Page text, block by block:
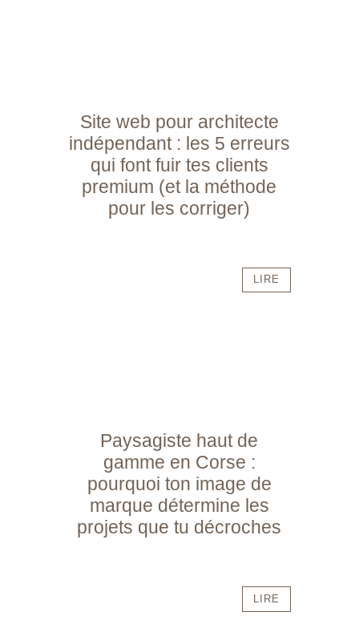
Site web pour architecte
indépendant : les 5 erreurs
qui font fuir tes clients
premium (et la méthode
pour les corriger)
LIRE
Paysagiste haut de
gamme en Corse :
pourquoi ton image de
marque détermine les
projets que tu décroches
LIRE